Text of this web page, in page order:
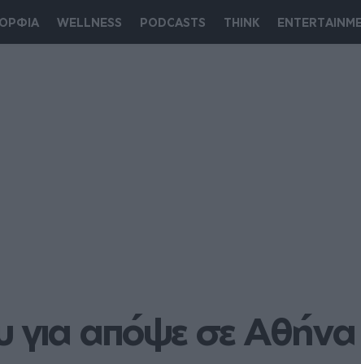
WELLNESS PODCASTS THINK
για απόψε σε Αθήνα